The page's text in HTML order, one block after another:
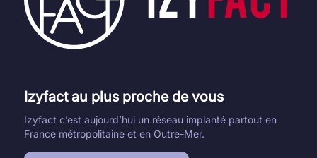
Izyfact au plus proche de vous
Izyfact c’est aujourd’hui un réseau implanté partout en
France métropolitaine et en Outre-Mer.